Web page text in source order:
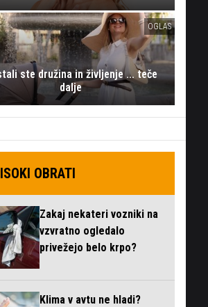
OGLAS
ste družina in življenje ... teče
dalje
OBRATI
Zakaj nekateri vozniki na
vzvratno ogledalo
privežejo belo krpo?
Klima v avtu ne hladi?